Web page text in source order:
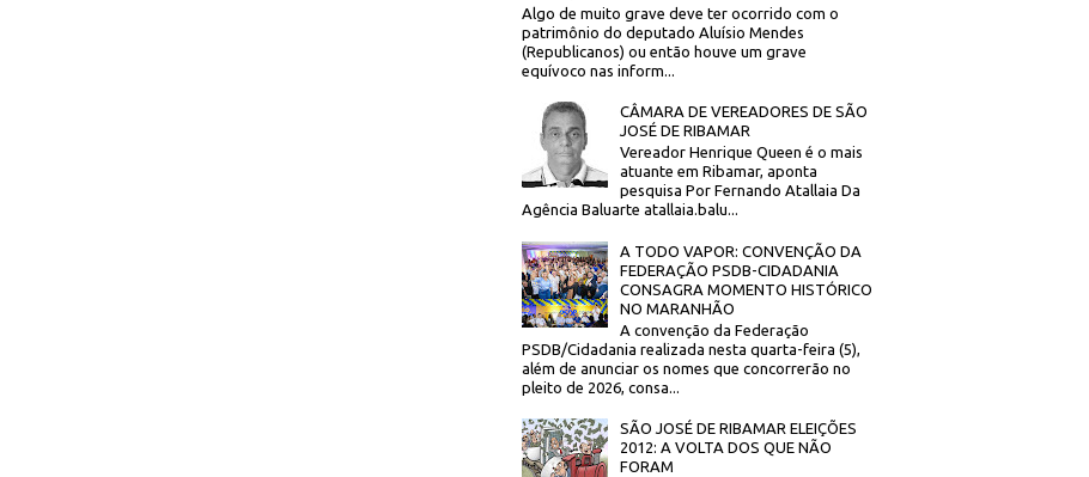
Algo de muito grave deve ter ocorrido com o
patrimônio do deputado Aluísio Mendes
(Republicanos) ou então houve um grave
equívoco nas inform...
CÂMARA DE VEREADORES DE SÃO
JOSÉ DE RIBAMAR
Vereador Henrique Queen é o mais
atuante em Ribamar, aponta
pesquisa Por Fernando Atallaia Da
Agência Baluarte atallaia.balu...
A TODO VAPOR: CONVENÇÃO DA
FEDERAÇÃO PSDB-CIDADANIA
CONSAGRA MOMENTO HISTÓRICO
NO MARANHÃO
A convenção da Federação
PSDB/Cidadania realizada nesta quarta-feira (5),
além de anunciar os nomes que concorrerão no
pleito de 2026, consa...
SÃO JOSÉ DE RIBAMAR ELEIÇÕES
2012: A VOLTA DOS QUE NÃO
FORAM